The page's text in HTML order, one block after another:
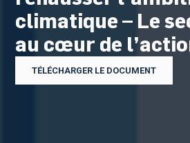
climatique – Le
au cœur de
TÉLÉCHARGER LE DOCUMENT